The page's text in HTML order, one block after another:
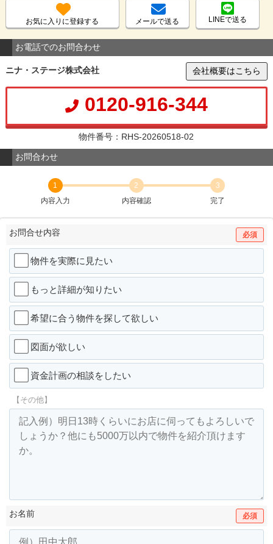
お気に入りに登録する メールで送る LINEで送る
お電話でのお問合わせ
ニナ・ステージ株式会社 会社概要はこちら
0120-916-344
物件番号：RHS-20260518-02
お問合わせ
1
内容入力
2
内容確認
3
完了
お問合せ内容 必須
物件を実際に見たい
もっと詳細が知りたい
希望に合う物件を探して欲しい
図面が欲しい
資金計画の相談をしたい
【その他】
お名前 必須